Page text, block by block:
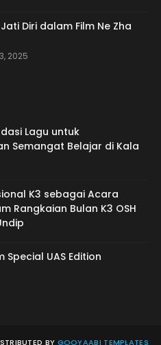
Diri dalam Film Ne Zha
2025
Lagu untuk
Semangat Belajar di Kala
K3 sebagai Acara
Rangkaian Bulan K3 OSH
Special UAS Edition
BY GOOYAABI TEMPLATES